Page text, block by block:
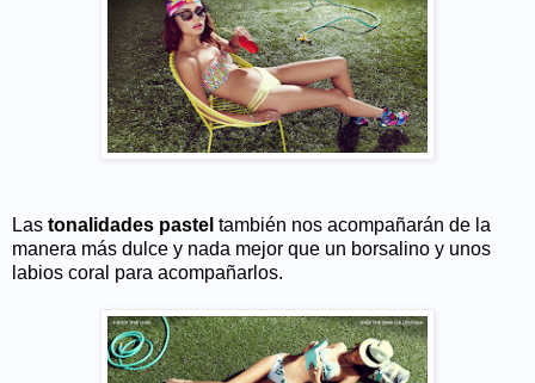
Las tonalidades pastel también nos acompañarán de la
manera más dulce y nada mejor que un borsalino y unos
labios coral para acompañarlos.